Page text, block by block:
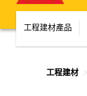
工程建材產品
工程建材